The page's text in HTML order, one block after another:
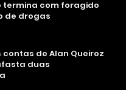
com foragido
de drogas
contas de Alan Queiroz
duas